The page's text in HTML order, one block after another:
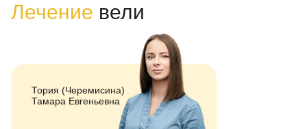
Лечение вели
Тория (Черемисина)
Тамара Евгеньевна